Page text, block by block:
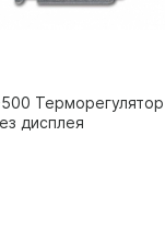
дисплея